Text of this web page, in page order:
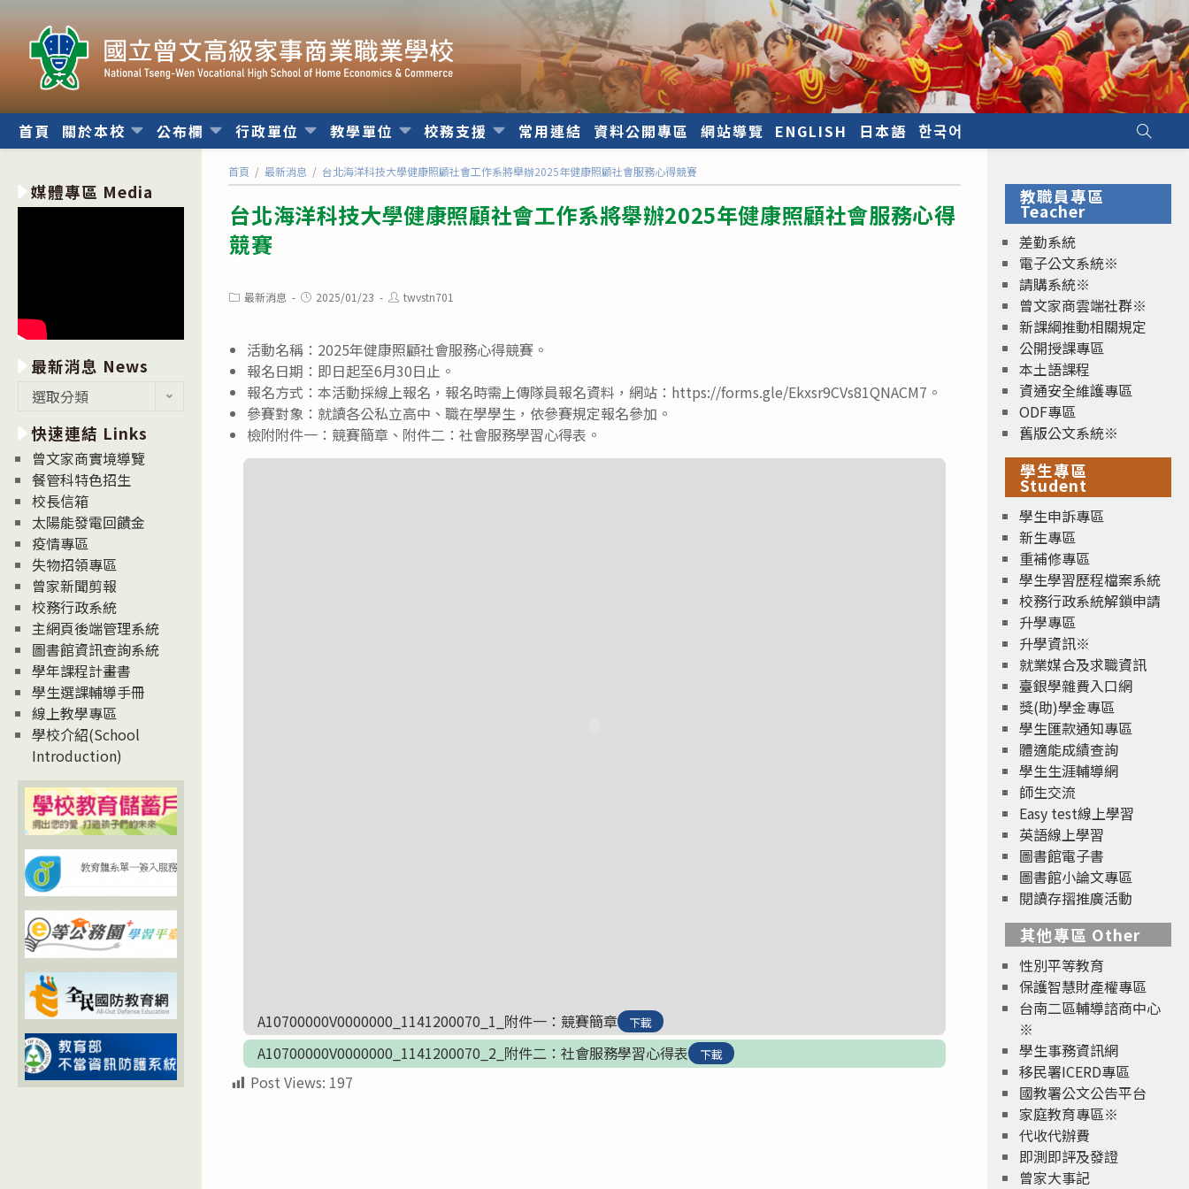
內
首頁 關於本校 公布欄 行政單位 教學單位 校務支援 常用連結 資料公開專區 網站導覽 ENGLISH 日本語 한국어
首頁 / 最新消息 / 台北海洋科技大學健康照顧社會工作系將舉辦2025年健康照顧社會服務心得競賽
台北海洋科技大學健康照顧社會工作系將舉辦2025年健康照顧社會服務心得
競賽
Post最新消息
Post2025/01/23
Posttwvstn701
活動名稱：2025年健康照顧社會服務心得競賽。
報名日期：即日起至6月30日止。
報名方式：本活動採線上報名，報名時需上傳隊員報名資料，網站：https://forms.gle/Ekxsr9CVs81QNACM7。
參賽對象：就讀各公私立高中、職在學學生，依參賽規定報名參加。
檢附附件一：競賽簡章、附件二：社會服務學習心得表。
A10700000V0000000_1141200070_1_附件一：競賽簡章 下載
A10700000V0000000_1141200070_2_附件二：社會服務學習心得表 下載
Post Views: 197
媒體專區 Media
最新消息 News
消
息
News
選取分類
快速連結 Links
曾文家商實境導覽
餐管科特色招生
校長信箱
太陽能發電回饋金
疫情專區
失物招領專區
曾家新聞剪報
校務行政系統
主網頁後端管理系統
圖書館資訊查詢系統
學年課程計畫書
學生選課輔導手冊
線上教學專區
學校介紹(School
Introduction)
教職員專區
Teacher
差勤系統
電子公文系統※
請購系統※
曾文家商雲端社群※
新課綱推動相關規定
公開授課專區
本土語課程
資通安全維護專區
ODF專區
舊版公文系統※
學生專區
Student
學生申訴專區
新生專區
重補修專區
學生學習歷程檔案系統
校務行政系統解鎖申請
升學專區
升學資訊※
就業媒合及求職資訊
臺銀學雜費入口網
獎(助)學金專區
學生匯款通知專區
體適能成績查詢
學生生涯輔導網
師生交流
Easy test線上學習
英語線上學習
圖書館電子書
圖書館小論文專區
閱讀存摺推廣活動
其他專區 Other
性別平等教育
保護智慧財產權專區
台南二區輔導諮商中心
※
學生事務資訊網
移民署ICERD專區
國教署公文公告平台
家庭教育專區※
代收代辦費
即測即評及發證
曾家大事記